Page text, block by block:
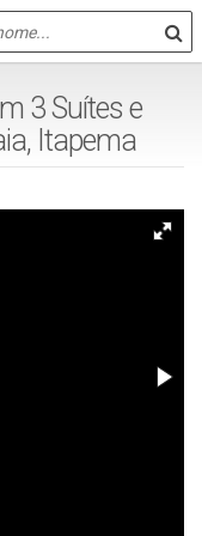
3 Suítes e
Itapema